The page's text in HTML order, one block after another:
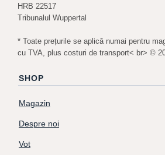
HRB 22517
Tribunalul Wuppertal
* Toate prețurile se aplică numai pentru
cu TVA, plus costuri de transport< br> ©
SHOP
Magazin
Despre noi
Vot